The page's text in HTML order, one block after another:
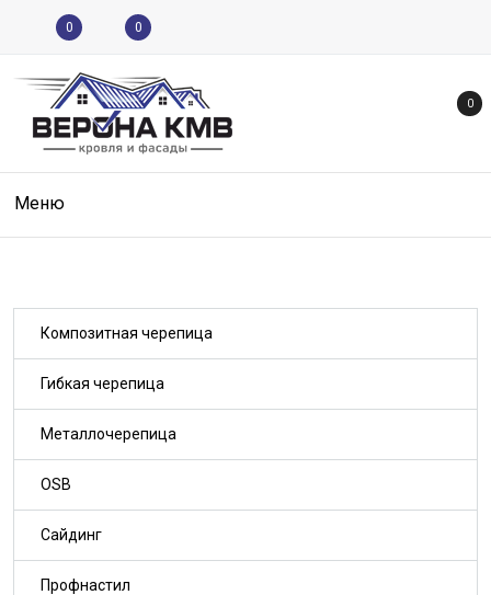
0 0
0
Меню
Композитная черепица
Гибкая черепица
Металлочерепица
OSB
Сайдинг
Профнастил